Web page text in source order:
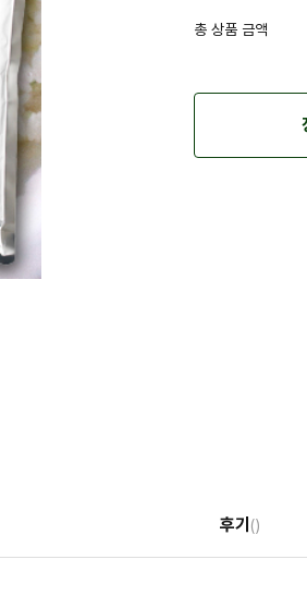
총 상품 금액
후기 ()